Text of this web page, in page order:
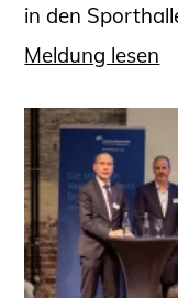
in den
Meldung lesen